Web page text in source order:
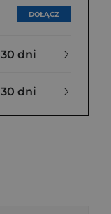
DOŁĄCZ
30 dni
30 dni